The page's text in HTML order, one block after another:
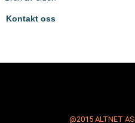
Kontakt oss
@2015 ALTNET AS